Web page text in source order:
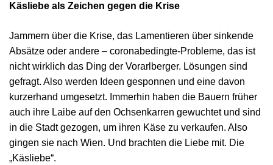
Käsliebe als Zeichen gegen die Krise
Jammern über die Krise, das Lamentieren über sinkende
Absätze oder andere – coronabedingte-Probleme, das ist
nicht wirklich das Ding der Vorarlberger. Lösungen sind
gefragt. Also werden Ideen gesponnen und eine davon
kurzerhand umgesetzt. Immerhin haben die Bauern früher
auch ihre Laibe auf den Ochsenkarren gewuchtet und sind
in die Stadt gezogen, um ihren Käse zu verkaufen. Also
gingen sie nach Wien. Und brachten die Liebe mit. Die
„Käsliebe“.